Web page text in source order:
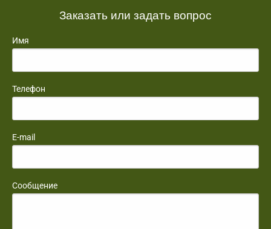
Заказать или задать вопрос
Имя
Телефон
E-mail
Сообщение